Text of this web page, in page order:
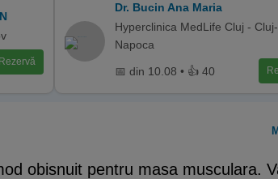
Rezervă
Dr. Bucin Ana Maria
Hyperclinica MedLife Cluj - Cluj-
Napoca
📅 din 10.08 • 👍 40
obisnuit pentru masa musculara.